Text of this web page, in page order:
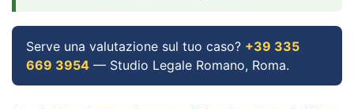
Serve una valutazione sul tuo caso? +39 335
669 3954 — Studio Legale Romano, Roma.